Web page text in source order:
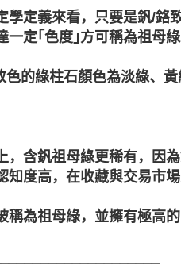
學定義來看，只要是釩/鉻
一定｢色度｣方可稱為祖母綠
色的綠柱石顏色為淡綠、
，含釩祖母綠更稀有，因
知度高，在收藏與交易市場
稱為祖母綠，並擁有極高